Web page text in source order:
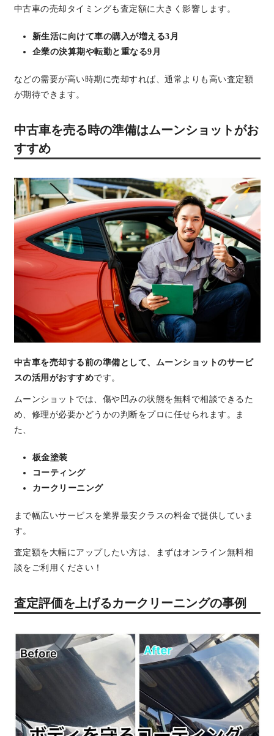
中古車の売却タイミングも査定額に大きく影響します。
新生活に向けて車の購入が増える3月
企業の決算期や転勤と重なる9月
などの需要が高い時期に売却すれば、通常よりも高い査定額
が期待できます。
中古車を売る時の準備はムーンショットがお
すすめ
中古車を売却する前の準備として、ムーンショットのサービ
スの活用がおすすめです。
ムーンショットでは、傷や凹みの状態を無料で相談できるた
め、修理が必要かどうかの判断をプロに任せられます。ま
た、
板金塗装
コーティング
カークリーニング
まで幅広いサービスを業界最安クラスの料金で提供していま
す。
査定額を大幅にアップしたい方は、まずはオンライン無料相
談をご利用ください！
査定評価を上げるカークリーニングの事例